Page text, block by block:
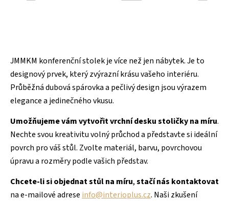
JMMKM konferenční stolek je více než jen nábytek. Je to
designový prvek, který zvýrazní krásu vašeho interiéru.
Průběžná dubová spárovka a pečlivý design jsou výrazem
elegance a jedinečného vkusu.
Umožňujeme vám vytvořit vrchní desku stoličky na míru.
Nechte svou kreativitu volný průchod a představte si ideální
povrch pro váš stůl. Zvolte materiál, barvu, povrchovou
úpravu a rozměry podle vašich představ.
Chcete-li si objednat stůl na míru,stačí nás kontaktovat
na e-mailové adrese info@interioplus.cz. Naši zkušení